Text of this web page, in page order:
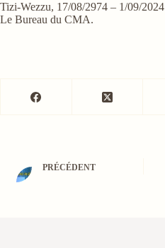
Tizi-Wezzu, 17/08/2974 – 1/09/2024
Le Bureau du CMA.
PRÉCÉDENT